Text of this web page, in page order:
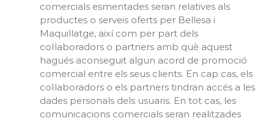
comercials esmentades seran relatives als
productes o serveis oferts per Bellesa i
Maquillatge, així com per part dels
col·laboradors o partners amb què aquest
hagués aconseguit algun acord de promoció
comercial entre els seus clients. En cap cas, els
col·laboradors o els partners tindran accés a les
dades personals dels usuaris. En tot cas, les
comunicacions comercials seran realitzades